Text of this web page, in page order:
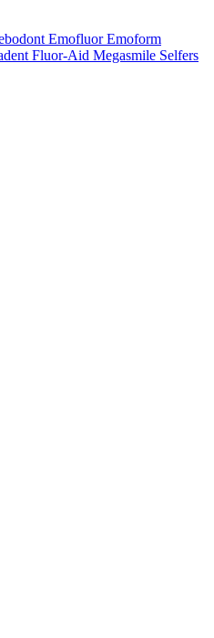
Emofluor Emoform
Fluor-Aid Megasmile Selfers